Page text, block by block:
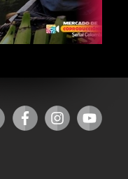
COMPARTIR